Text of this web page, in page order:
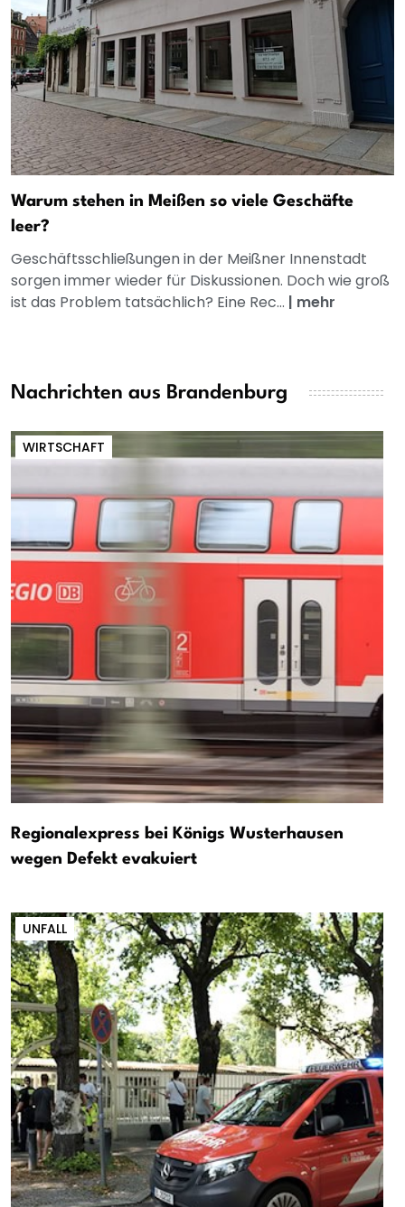
Warum stehen in Meißen so viele Geschäfte
leer?
Geschäftsschließungen in der Meißner Innenstadt
sorgen immer wieder für Diskussionen. Doch wie groß
ist das Problem tatsächlich? Eine Rec... | mehr
Nachrichten aus Brandenburg
WIRTSCHAFT
Regionalexpress bei Königs Wusterhausen
wegen Defekt evakuiert
UNFALL